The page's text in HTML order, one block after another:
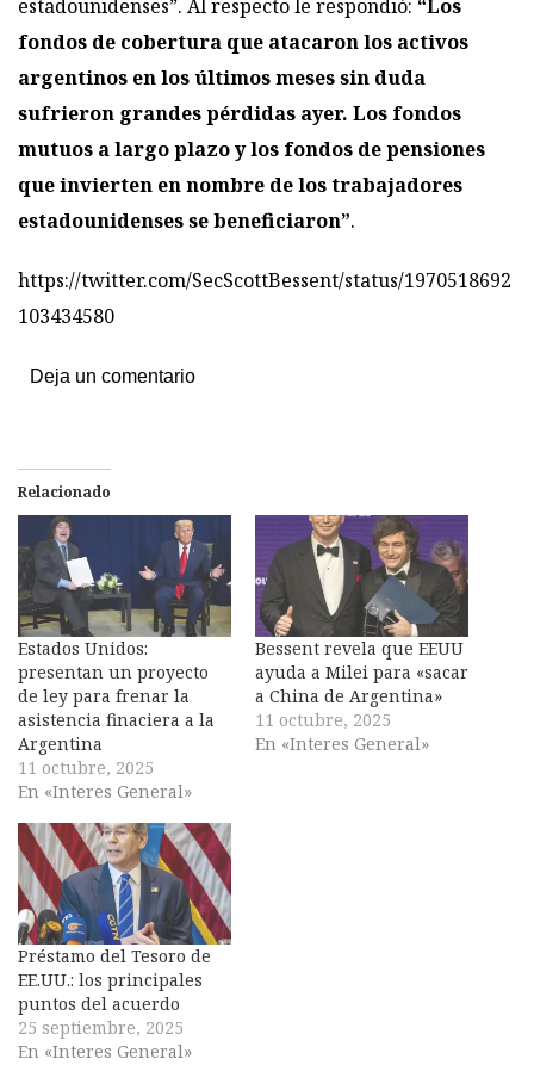
estadounidenses”. Al respecto le respondió: “Los
fondos de cobertura que atacaron los activos
argentinos en los últimos meses sin duda
sufrieron grandes pérdidas ayer. Los fondos
mutuos a largo plazo y los fondos de pensiones
que invierten en nombre de los trabajadores
estadounidenses se beneficiaron”.
https://twitter.com/SecScottBessent/status/1970518692
103434580
Deja un comentario
Relacionado
Estados Unidos:
presentan un proyecto
de ley para frenar la
asistencia finaciera a la
Argentina
11 octubre, 2025
En «Interes General»
Bessent revela que EEUU
ayuda a Milei para «sacar
a China de Argentina»
11 octubre, 2025
En «Interes General»
Préstamo del Tesoro de
EE.UU.: los principales
puntos del acuerdo
25 septiembre, 2025
En «Interes General»